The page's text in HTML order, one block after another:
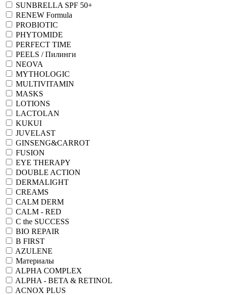
SUNBRELLA SPF 50+
RENEW Formula
PROBIOTIC
PHYTOMIDE
PERFECT TIME
PEELS / Пилинги
NEOVA
MYTHOLOGIC
MULTIVITAMIN
MASKS
LOTIONS
LACTOLAN
KUKUI
JUVELAST
GINSENG&CARROT
FUSION
EYE THERAPY
DOUBLE ACTION
DERMALIGHT
CREAMS
CALM DERM
CALM - RED
C the SUCCESS
BIO REPAIR
B FIRST
AZULENE
Материалы
ALPHA COMPLEX
ALPHA - BETA & RETINOL
ACNOX PLUS